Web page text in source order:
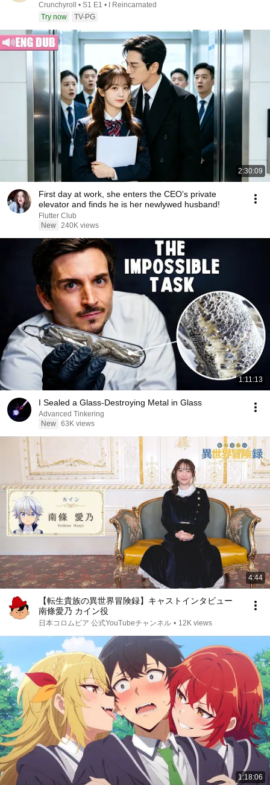
Crunchyroll • S1 E1 • I Reincarnated
Try now
TV-PG
2:30:09
First day at work, she enters the CEO's private
elevator and finds he is her newlywed husband!
Flutter Club
New 240K views
1:11:13
I Sealed a Glass-Destroying Metal in Glass
Advanced Tinkering
New 63K views
4:44
【転生貴族の異世界冒険録】キャストインタビュー
南條愛乃 カイン役
日本コロムビア 公式YouTubeチャンネル • 12K views
1:18:06